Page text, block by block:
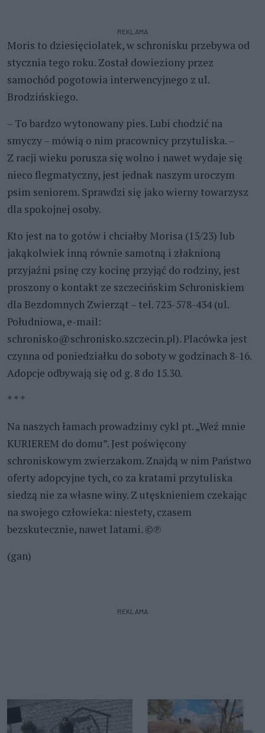
REKLAMA
Moris to dziesięciolatek, w schronisku przebywa od
stycznia tego roku. Został dowieziony przez
samochód pogotowia interwencyjnego z ul.
Brodzińskiego.
– To bardzo wytonowany pies. Lubi chodzić na
smyczy – mówią o nim pracownicy przytuliska. –
Z racji wieku porusza się wolno i nawet wydaje się
nieco flegmatyczny, jest jednak naszym uroczym
psim seniorem. Sprawdzi się jako wierny towarzysz
dla spokojnej osoby.
Kto jest na to gotów i chciałby Morisa (15/23) lub
jakąkolwiek inną równie samotną i złaknioną
przyjaźni psinę czy kocinę przyjąć do rodziny, jest
proszony o kontakt ze szczecińskim Schroniskiem
dla Bezdomnych Zwierząt – tel. 723-578-434 (ul.
Południowa, e-mail:
schronisko@schronisko.szczecin.pl). Placówka jest
czynna od poniedziałku do soboty w godzinach 8-16.
Adopcje odbywają się od g. 8 do 15.30.
* * *
Na naszych łamach prowadzimy cykl pt. „Weź mnie
KURIEREM do domu”. Jest poświęcony
schroniskowym zwierzakom. Znajdą w nim Państwo
oferty adopcyjne tych, co za kratami przytuliska
siedzą nie za własne winy. Z utęsknieniem czekając
na swojego człowieka: niestety, czasem
bezskutecznie, nawet latami. ©℗
(gan)
REKLAMA